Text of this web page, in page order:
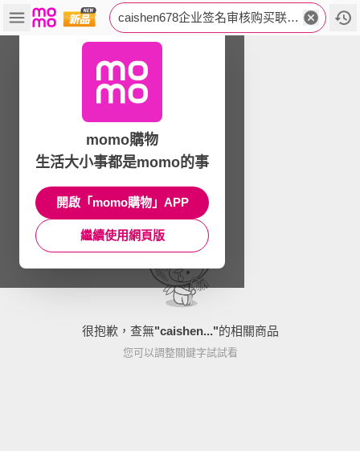
caishen678企业签名审核购买联系-TG-SignAndCloudd👉heimaapp超级签官网.usk
很抱歉，查無"caishen..."的相關商品
您可以調整關鍵字試試看
momo購物
生活大小事都是momo的事
開啟「momo購物」APP
繼續使用網頁版